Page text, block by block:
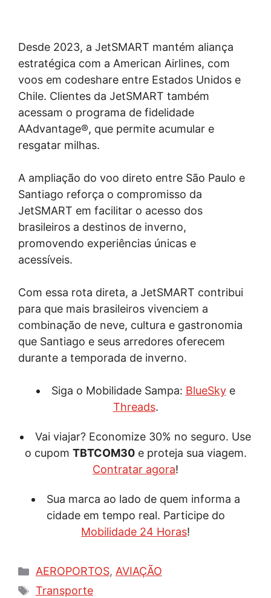
Desde 2023, a JetSMART mantém aliança
estratégica com a American Airlines, com
voos em codeshare entre Estados Unidos e
Chile. Clientes da JetSMART também
acessam o programa de fidelidade
AAdvantage®, que permite acumular e
resgatar milhas.
A ampliação do voo direto entre São Paulo e
Santiago reforça o compromisso da
JetSMART em facilitar o acesso dos
brasileiros a destinos de inverno,
promovendo experiências únicas e
acessíveis.
Com essa rota direta, a JetSMART contribui
para que mais brasileiros vivenciem a
combinação de neve, cultura e gastronomia
que Santiago e seus arredores oferecem
durante a temporada de inverno.
Siga o Mobilidade Sampa: BlueSkye
Threads.
Vai viajar? Economize 30% no seguro. Use
o cupom TBTCOM30e proteja sua viagem.
Contratar agora!
Sua marca ao lado de quem informa a
cidade em tempo real. Participe do
Mobilidade 24 Horas!
Categorias
AEROPORTOS, AVIAÇÃO
Tags
Transporte